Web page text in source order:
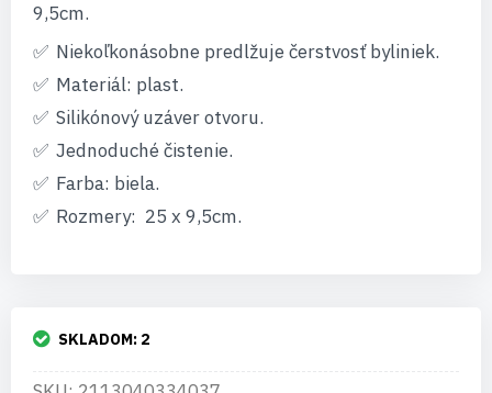
9,5cm.
Niekoľkonásobne predlžuje čerstvosť byliniek.
Materiál: plast.
Silikónový uzáver otvoru.
Jednoduché čistenie.
Farba: biela.
Rozmery: 25 x 9,5cm.
SKLADOM: 2